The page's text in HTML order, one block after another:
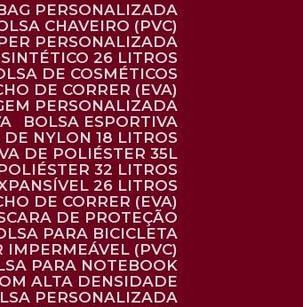
PERSONALIZADA
CHAVEIRO (PVC)
PERSONALIZADA
SINTÉTICO 26 LITROS
DE COSMÉTICOS
DE CORRER (EVA)
PERSONALIZADA
BOLSA ESPORTIVA
DE NYLON 18 LITROS
DE POLIÉSTER 35L
32 LITROS
26 LITROS
DE CORRER (EVA)
DE PROTEÇÃO
PARA BICICLETA
IMPERMEÁVEL (PVC)
PARA NOTEBOOK
ALTA DENSIDADE
PERSONALIZADA